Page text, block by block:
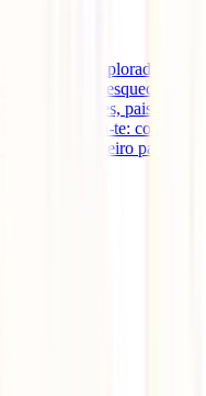
pouco explorado,
que não vais esquecer.
vibrantes, paisagens
vivas. Prepara-te: com este
um roteiro para